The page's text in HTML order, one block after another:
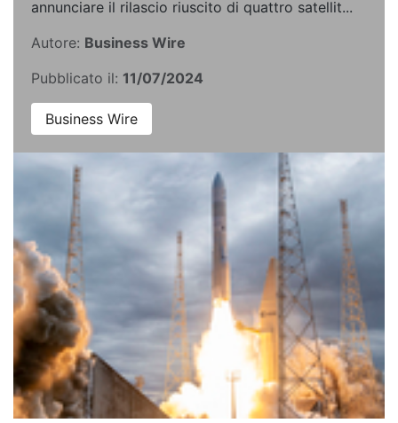
annunciare il rilascio riuscito di quattro satellit...
Autore: Business Wire
Pubblicato il: 11/07/2024
Business Wire